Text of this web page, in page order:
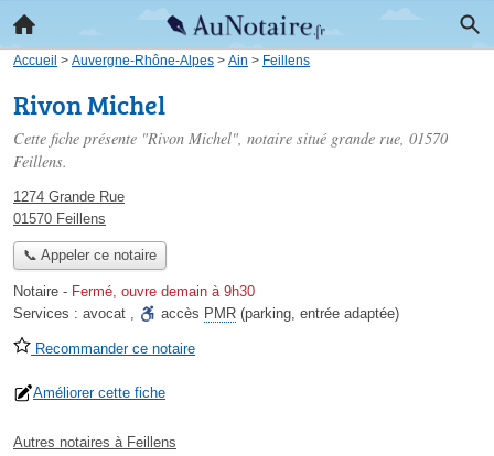
Accueil > Auvergne-Rhône-Alpes > Ain > Feillens
Rivon Michel
Cette fiche présente "Rivon Michel", notaire situé grande rue, 01570
Feillens.
1274 Grande Rue
01570 Feillens
📞 Appeler ce notaire
Notaire - Fermé, ouvre demain à 9h30
Services : avocat , accès PMR (parking, entrée adaptée)
Recommander ce notaire
Améliorer cette fiche
Autres notaires à Feillens